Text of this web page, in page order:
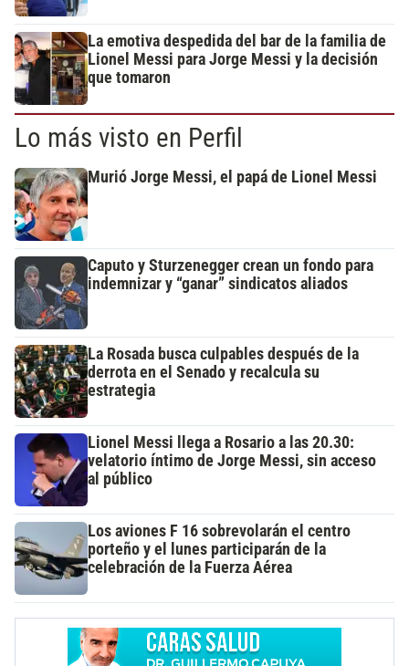
La emotiva despedida del bar de la familia de
Lionel Messi para Jorge Messi y la decisión
que tomaron
Lo más visto en Perfil
Murió Jorge Messi, el papá de Lionel Messi
Caputo y Sturzenegger crean un fondo para
indemnizar y “ganar” sindicatos aliados
La Rosada busca culpables después de la
derrota en el Senado y recalcula su
estrategia
Lionel Messi llega a Rosario a las 20.30:
velatorio íntimo de Jorge Messi, sin acceso
al público
Los aviones F 16 sobrevolarán el centro
porteño y el lunes participarán de la
celebración de la Fuerza Aérea